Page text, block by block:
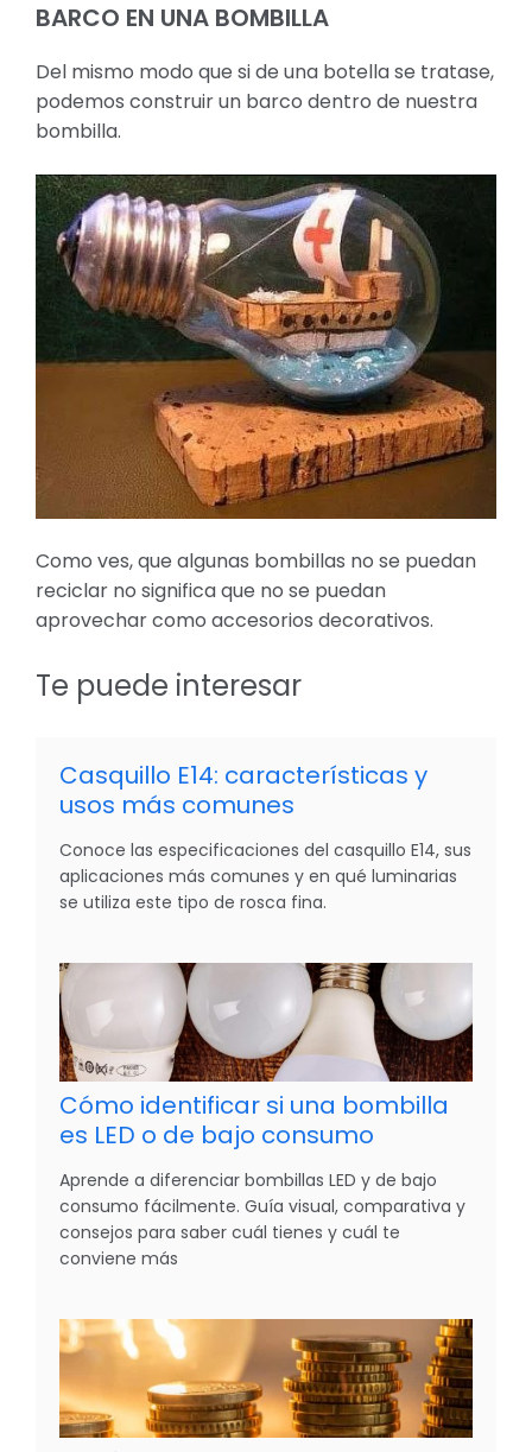
BARCO EN UNA BOMBILLA
Del mismo modo que si de una botella se tratase,
podemos construir un barco dentro de nuestra
bombilla.
Como ves, que algunas bombillas no se puedan
reciclar no significa que no se puedan
aprovechar como accesorios decorativos.
Te puede interesar
Casquillo E14: características y
usos más comunes
Conoce las especificaciones del casquillo E14, sus
aplicaciones más comunes y en qué luminarias
se utiliza este tipo de rosca fina.
Cómo identificar si una bombilla
es LED o de bajo consumo
Aprende a diferenciar bombillas LED y de bajo
consumo fácilmente. Guía visual, comparativa y
consejos para saber cuál tienes y cuál te
conviene más